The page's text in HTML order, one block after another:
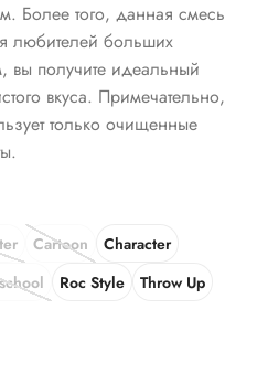
Более того, данная смесь
любителей больших
вы получите идеальный
вкуса. Примечательно,
только очищенные
Cartoon
Character
Roc Style
Throw Up